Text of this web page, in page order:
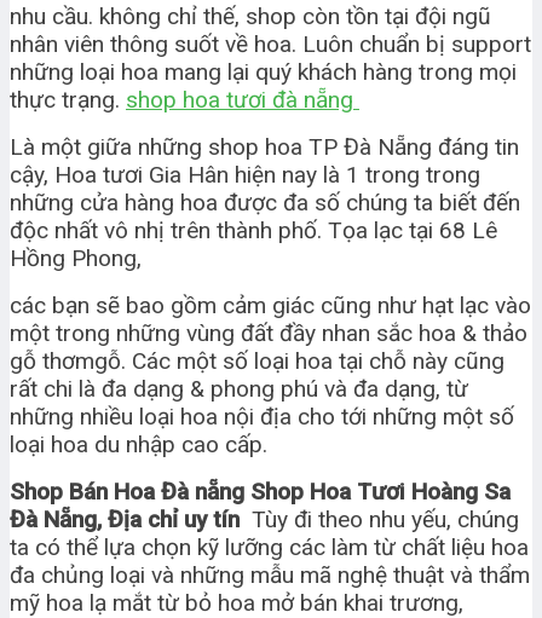
nhu cầu. không chỉ thế, shop còn tồn tại đội ngũ
nhân viên thông suốt về hoa. Luôn chuẩn bị support
những loại hoa mang lại quý khách hàng trong mọi
thực trạng. shop hoa tươi đà nẵng
Là một giữa những shop hoa TP Đà Nẵng đáng tin
cậy, Hoa tươi Gia Hân hiện nay là 1 trong trong
những cửa hàng hoa được đa số chúng ta biết đến
độc nhất vô nhị trên thành phố. Tọa lạc tại 68 Lê
Hồng Phong,
các bạn sẽ bao gồm cảm giác cũng như hạt lạc vào
một trong những vùng đất đầy nhan sắc hoa & thảo
gỗ thơmgỗ. Các một số loại hoa tại chỗ này cũng
rất chi là đa dạng & phong phú và đa dạng, từ
những nhiều loại hoa nội địa cho tới những một số
loại hoa du nhập cao cấp.
Shop Bán Hoa Đà nẵng Shop Hoa Tươi Hoàng Sa
Đà Nẵng, Địa chỉ uy tín Tùy đi theo nhu yếu, chúng
ta có thể lựa chọn kỹ lưỡng các làm từ chất liệu hoa
đa chủng loại và những mẫu mã nghệ thuật và thẩm
mỹ hoa lạ mắt từ bỏ hoa mở bán khai trương,